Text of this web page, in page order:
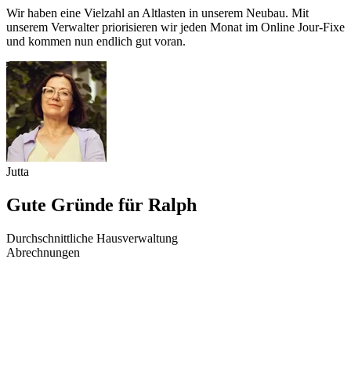
Wir haben eine Vielzahl an Altlasten in unserem Neubau. Mit
unserem Verwalter priorisieren wir jeden Monat im Online Jour-Fixe
und kommen nun endlich gut voran.
Jutta
Gute Gründe für Ralph
Durchschnittliche Hausverwaltung
Abrechnungen